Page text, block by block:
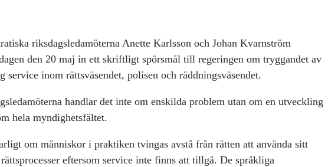
riksdagsledamöterna Anette Karlsson och Johan Kvarnström
den 20 maj in ett skriftligt spörsmål till regeringen om tryggandet av
service inom rättsväsendet, polisen och räddningsväsendet.
handlar det inte om enskilda problem utan om en utveckling
hela myndighetsfältet.
om människor i praktiken tvingas avstå från rätten att använda sitt
eftersom service inte finns att tillgå. De språkliga